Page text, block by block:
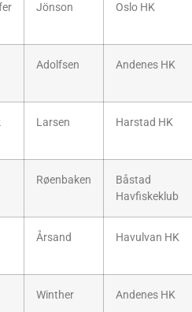
Jönson Oslo HK
Adolfsen Andenes HK
Larsen Harstad HK
Røenbaken
Båstad
Havfiskeklub
Årsand Havulvan HK
Winther Andenes HK